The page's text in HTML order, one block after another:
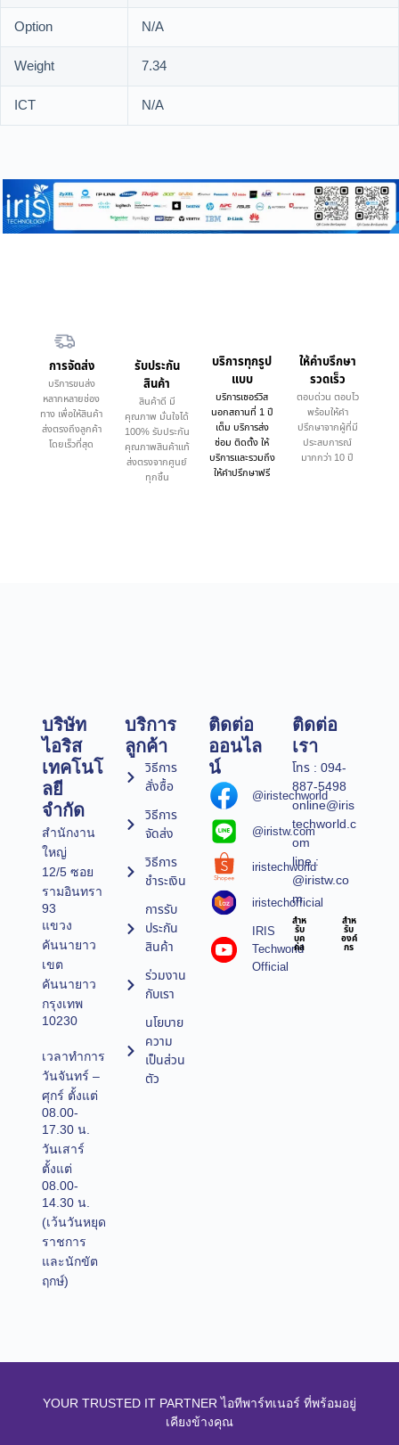
Option
N/A
Weight
7.34
ICT
N/A
การจัดส่ง
บริการขนส่ง
หลากหลายช่อง
ทาง เพื่อให้สินค้า
ส่งตรงถึงลูกค้า
โดยเร็วที่สุด
รับประกัน
สินค้า
สินค้าดี มี
คุณภาพ มั่นใจได้
100% รับประกัน
คุณภาพสินค้าแท้
ส่งตรงจากศูนย์
ทุกชิ้น
บริการทุกรูป
แบบ
บริการเซอร์วิส
นอกสถานที่ 1 ปี
เต็ม บริการส่ง
ซ่อม ติดตั้ง ให้
บริการและรวมถึง
ให้คำปรึกษาฟรี
ให้คำบรึกษา
รวดเร็ว
ตอบด่วน ตอบไว
พร้อมให้คำ
ปรึกษาจากผู้ที่มี
ประสบการณ์
มากกว่า 10 ปี
บริษัท
ไอริส
เทคโนโ
ลยี
จำกัด
สำนักงาน
ใหญ่
12/5 ซอย
รามอินทรา
93
แขวง
คันนายาว
เขต
คันนายาว
กรุงเทพ
10230
เวลาทำการ
วันจันทร์ –
ศุกร์ ตั้งแต่
08.00-
17.30 น.
วันเสาร์
ตั้งแต่
08.00-
14.30 น.
(เว้นวันหยุด
ราชการ
และนักขัต
ฤกษ์)
บริการ
ลูกค้า
วิธีการ
สั่งซื้อ
วิธีการ
จัดส่ง
วิธีการ
ชำระเงิน
การรับ
ประกัน
สินค้า
ร่วมงาน
กับเรา
นโยบาย
ความ
เป็นส่วน
ตัว
ติดต่อ
ออนไล
น์
@iristechworld
@iristw.com
iristechworld
iristechofficial
IRIS
Techworld
Official
ติดต่อ
เรา
โทร : 094-
887-5498
online@iris
techworld.c
om
line :
@iristw.co
m
สำห
รับ
บุค
คล
สำห
รับ
องค์
กร
YOUR TRUSTED IT PARTNER ไอทีพาร์ทเนอร์ ที่พร้อมอยู่
เคียงข้างคุณ